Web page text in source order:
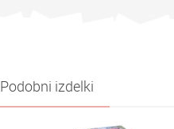
Deklice
Podobni izdelki